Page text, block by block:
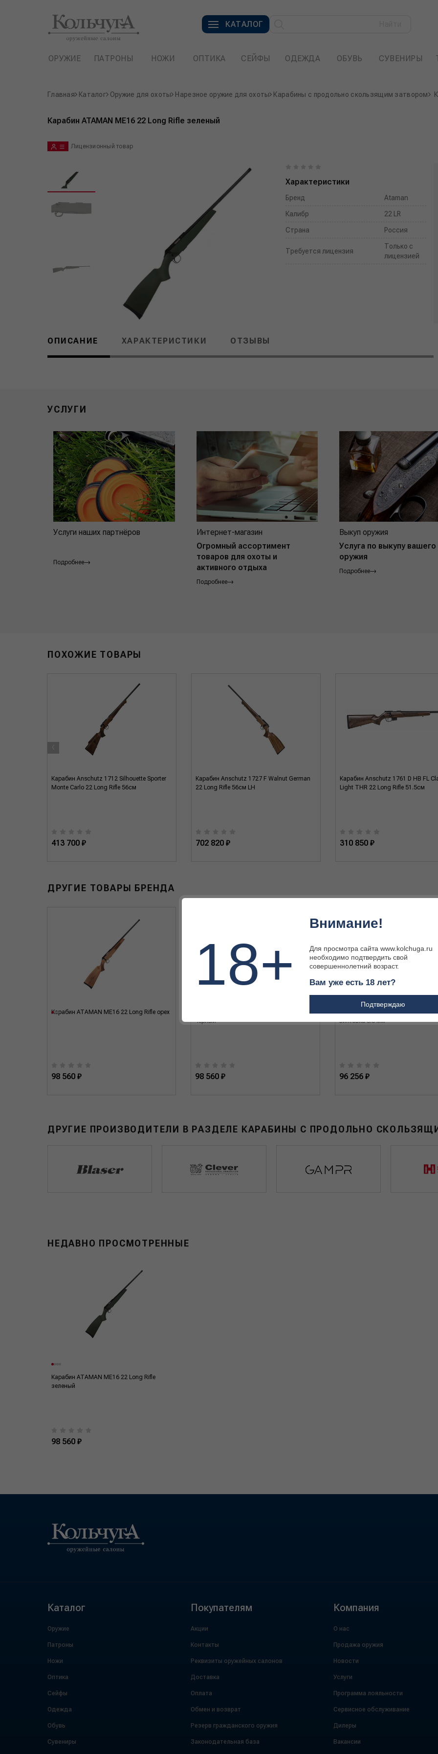
КАТАЛОГ
ОРУЖИЕ ПАТРОНЫ НОЖИ ОПТИКА СЕЙФЫ ОДЕЖДА ОБУВЬ СУВЕНИРЫ
Главная Каталог Оружие для охоты Нарезное оружие для охоты Карабины с продольно скользящим затвором
Карабин ATAMAN МЕ16 22 Long Rifle зеленый
Лицензионный товар
Характеристики
Бренд Ataman
Калибр 22 LR
Страна Россия
Требуется лицензия
Только с
лицензией
ОПИСАНИЕ ХАРАКТЕРИСТИКИ ОТЗЫВЫ
УСЛУГИ
Услуги наших партнёров
Подробнее
Интернет-магазин
Огромный ассортимент
товаров для охоты и
активного отдыха
Подробнее
Выкуп оружия
Услуга по выкупу вашего
оружия
Подробнее
ПОХОЖИЕ ТОВАРЫ
Карабин Anschutz 1712 Silhouette Sporter
Monte Carlo 22 Long Rifle 56см
413 700 ₽
Карабин Anschutz 1727 F Walnut German
22 Long Rifle 56см LH
702 820 ₽
Карабин Anschutz 1761 D HB FL
Light THR 22 Long Rifle 51.5см
310 850 ₽
‹
ДРУГИЕ ТОВАРЫ БРЕНДА
Карабин ATAMAN МЕ16 22 Long Rifle орех
98 560 ₽
черный
98 560 ₽
Пневматическая винтовка BP17
винтовка 5.5 мм
96 256 ₽
ДРУГИЕ ПРОИЗВОДИТЕЛИ В РАЗДЕЛЕ КАРАБИНЫ С ПРОДОЛЬНО
НЕДАВНО ПРОСМОТРЕННЫЕ
Карабин ATAMAN МЕ16 22 Long Rifle
зеленый
98 560 ₽
Каталог
Оружие
Патроны
Ножи
Оптика
Сейфы
Одежда
Обувь
Сувениры
Покупателям
Акции
Контакты
Реквизиты оружейных салонов
Доставка
Оплата
Обмен и возврат
Резерв гражданского оружия
Законодательная база
Компания
О нас
Продажа оружия
Новости
Услуги
Программа лояльности
Сервисное обслуживание
Дилеры
Вакансии
18+
Внимание!
Для просмотра сайта www.kolchuga.ru
необходимо подтвердить свой
совершеннолетний возраст.
Вам уже есть 18 лет?
Подтверждаю